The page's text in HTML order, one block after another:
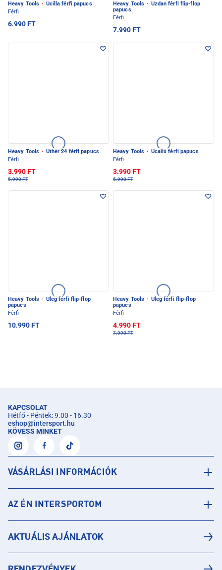
Heavy Tools · Ucilla férfi papucs
Férfi
6.990 FT
Heavy Tools · Uzdan férfi flip-flop
papucs
Férfi
7.990 FT
Heavy Tools · Uther 24 férfi papucs
Férfi
3.990 FT
5.990 FT
Heavy Tools · Ucalix férfi papucs
Férfi
3.990 FT
5.990 FT
Heavy Tools · Uleg férfi flip-flop
papucs
Férfi
10.990 FT
Heavy Tools · Uleg férfi flip-flop
papucs
Férfi
4.990 FT
7.990 FT
KAPCSOLAT
Hétfő - Péntek: 9.00 - 16.30
eshop@intersport.hu
KÖVESS MINKET
VÁSÁRLÁSI INFORMÁCIÓK
AZ ÉN INTERSPORTOM
AKTUÁLIS AJÁNLATOK